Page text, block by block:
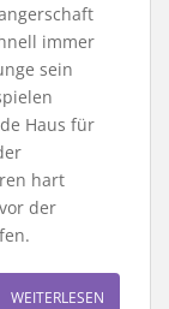
immer
sein
Haus für
hart
der
WEITERLESEN